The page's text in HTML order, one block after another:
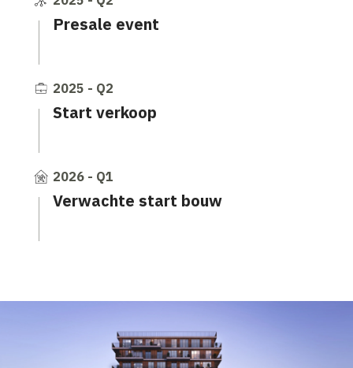
Presale event
Start verkoop
2025 - Q2
Verwachte start bouw
2026 - Q1